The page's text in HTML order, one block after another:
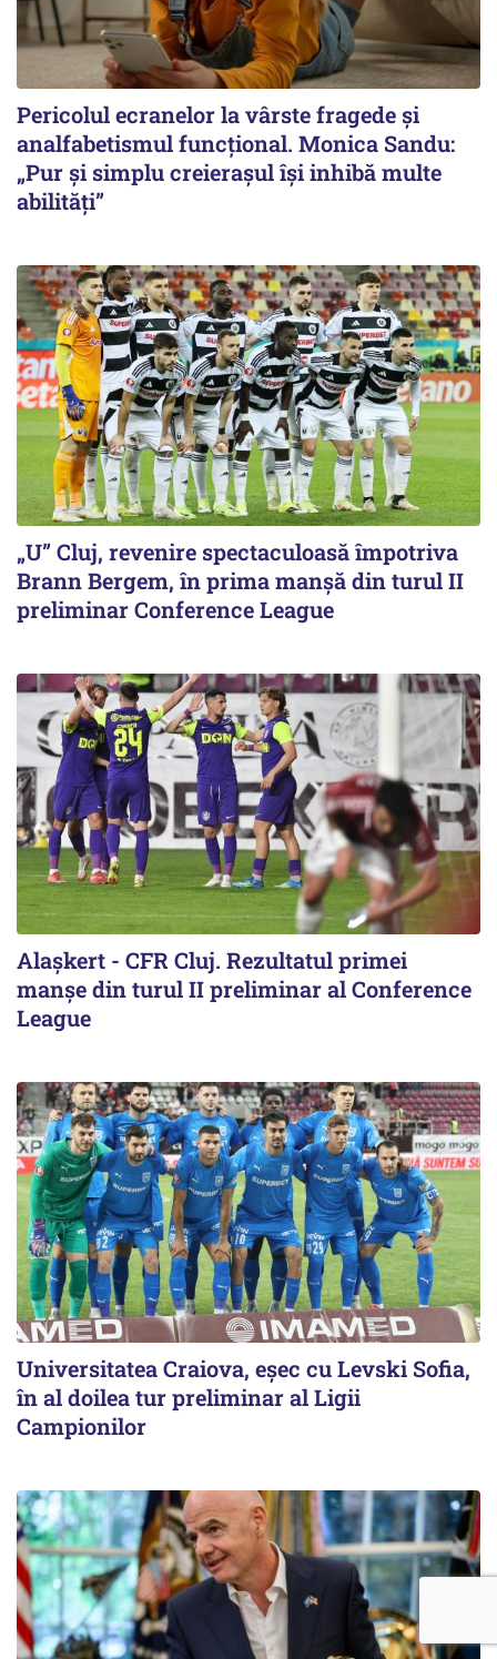
Pericolul ecranelor la vârste fragede și
analfabetismul funcțional. Monica Sandu:
„Pur și simplu creierașul își inhibă multe
abilități”
„U” Cluj, revenire spectaculoasă împotriva
Brann Bergem, în prima manșă din turul II
preliminar Conference League
Alaşkert - CFR Cluj. Rezultatul primei
manșe din turul II preliminar al Conference
League
Universitatea Craiova, eșec cu Levski Sofia,
în al doilea tur preliminar al Ligii
Campionilor